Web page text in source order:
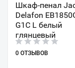
Шкаф-пенал
Delafon
G1C L белый
глянцевый
0 ОТЗЫВОВ